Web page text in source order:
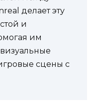
делает эту
и
им
сцены с